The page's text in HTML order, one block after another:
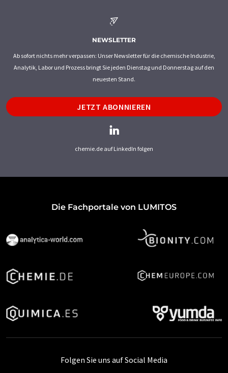
NEWSLETTER
Ab sofort nichts mehr verpassen: Unser Newsletter für die chemische Industrie,
Analytik, Labor und Prozess bringt Sie jeden Dienstag und Donnerstag auf den
neuesten Stand.
JETZT ABONNIEREN
chemie.de auf LinkedIn folgen
Die Fachportale von LUMITOS
Folgen Sie uns auf Social Media